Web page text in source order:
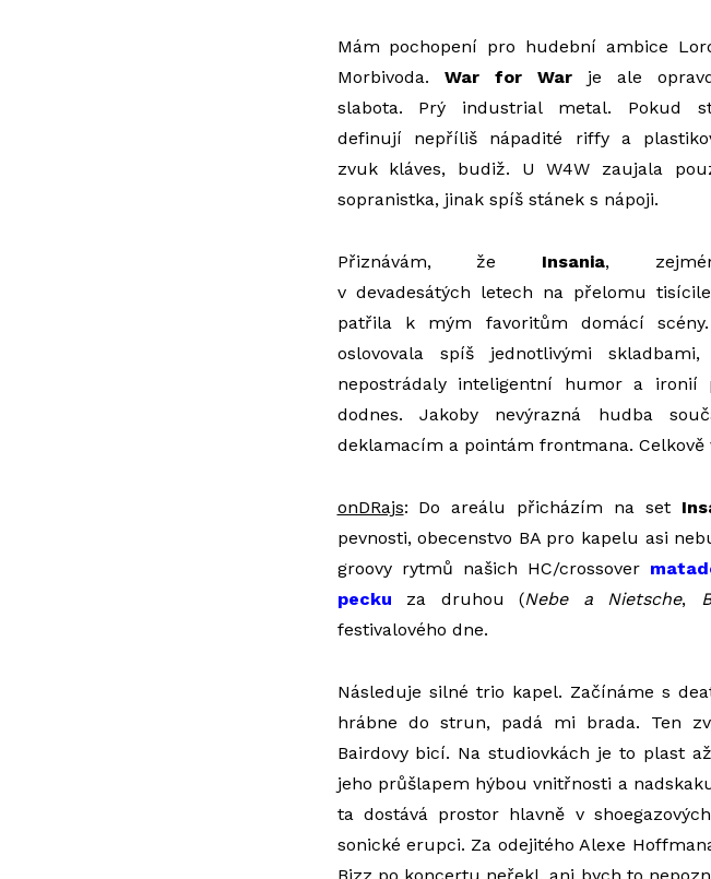
Mám pochopení pro hudební ambice
Morbivoda. War for Warje ale
slabota. Prý industrial metal. Pokud
definují nepříliš nápadité riffy a
zvuk kláves, budiž. U W4W zaujala
sopranistka, jinak spíš stánek s nápoji.
Přiznávám, že Insania,
v devadesátých letech na přelomu
patřila k mým favoritům domácí
oslovovala spíš jednotlivými
nepostrádaly inteligentní humor a
dodnes. Jakoby nevýrazná hudba
deklamacím a pointám frontmana. Celkově
onDRajs: Do areálu přicházím na set
pevnosti, obecenstvo BA pro kapelu asi
groovy rytmů našich HC/crossover
pecku za druhou (Nebe a Nietsche,
festivalového dne.
Následuje silné trio kapel. Začínáme s
hrábne do strun, padá mi brada. Ten
Bairdovy bicí. Na studiovkách je to plast
jeho průšlapem hýbou vnitřnosti a
ta dostává prostor hlavně v
sonické erupci. Za odejitého Alexe